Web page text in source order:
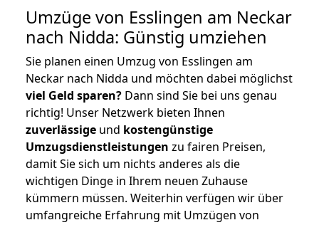
Umzüge von Esslingen am Neckar
nach Nidda: Günstig umziehen
Sie planen einen Umzug von Esslingen am
Neckar nach Nidda und möchten dabei möglichst
viel Geld sparen? Dann sind Sie bei uns genau
richtig! Unser Netzwerk bieten Ihnen
zuverlässige und kostengünstige
Umzugsdienstleistungen zu fairen Preisen,
damit Sie sich um nichts anderes als die
wichtigen Dinge in Ihrem neuen Zuhause
kümmern müssen. Weiterhin verfügen wir über
umfangreiche Erfahrung mit Umzügen von